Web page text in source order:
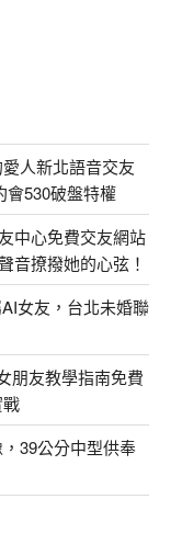
人新北語音交友
會530破盤特權
中心免費交友網站
音撩撥她的心弦！
女友，台北未婚聯
朋友教學指南免費
39公分中型供奉